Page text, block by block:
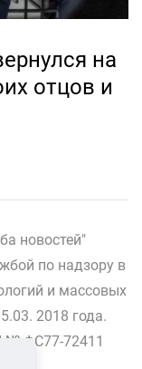
на
отцов и
новостей"
по надзору в
и массовых
2018 года.
№ ФС77-72411